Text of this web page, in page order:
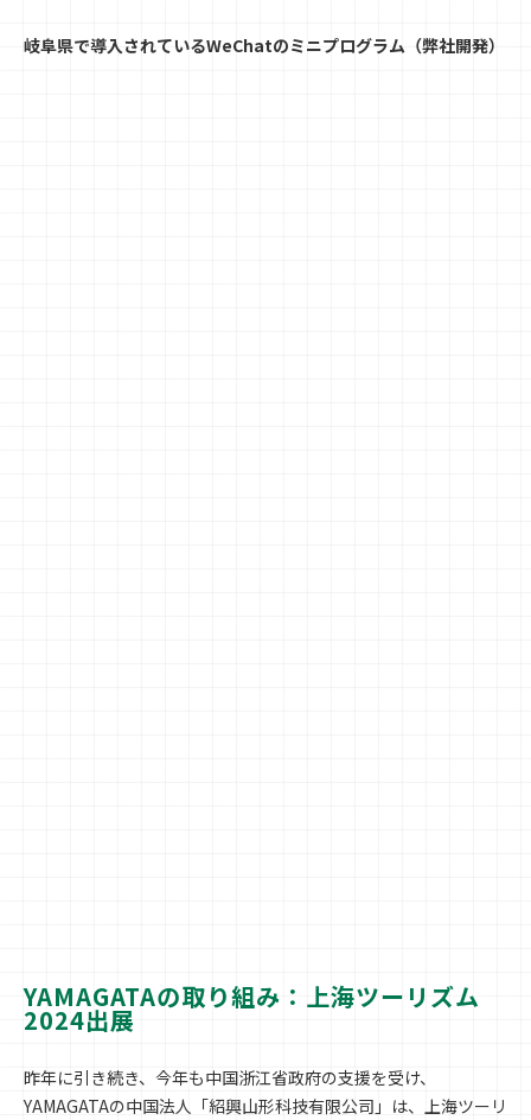
岐阜県で導入されているWeChatのミニプログラム（弊社開発）
YAMAGATAの取り組み：上海ツーリズム
2024出展
昨年に引き続き、今年も中国浙江省政府の支援を受け、
YAMAGATAの中国法人「紹興山形科技有限公司」は、上海ツーリ